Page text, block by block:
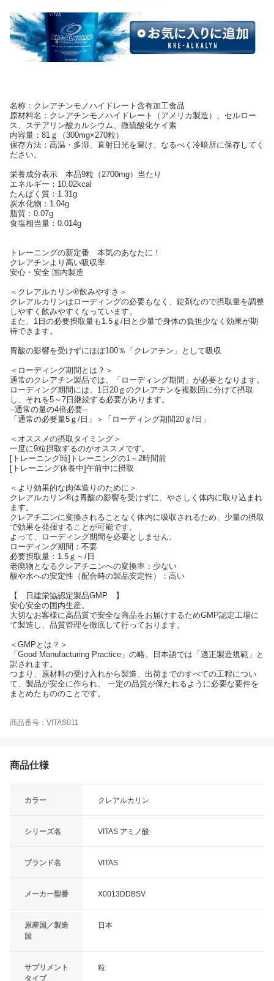
名称：クレアチンモノハイドレート含有加工食品
原材料名：クレアチンモノハイドレート（アメリカ製造）、セルロー
ス、ステアリン酸カルシウム、微硫酸化ケイ素
内容量：81ｇ（300mg×270粒）
保存方法：高温・多湿、直射日光を避け、なるべく冷暗所に保存してく
ださい。
栄養成分表示 本品9粒（2700mg）当たり
エネルギー：10.02kcal
たんぱく質：1.31g
炭水化物：1.04g
脂質：0.07g
食塩相当量：0.014g
トレーニングの新定番 本気のあなたに！
クレアチンより高い吸収率
安心・安全 国内製造
＜クレアルカリン®飲みやすさ＞
クレアルカリンはローディングの必要もなく、錠剤なので摂取量を調整
しやすく飲みやすくなっています。
また、1日の必要摂取量も1.5ｇ/日と少量で身体の負担少なく効果が期
待できます。
胃酸の影響を受けずにほぼ100％「クレアチン」として吸収
＜ローディング期間とは？＞
通常のクレアチン製品では、「ローディング期間」が必要となります。
ローディング期間には、1日20ｇのクレアチンを複数回に分けて摂取
し、それを5～7日継続する必要があります。
--通常の量の4倍必要--
「通常の必要量5ｇ/日」＞「ローディング期間20ｇ/日」
＜オススメの摂取タイミング＞
一度に9粒摂取するのがオススメです。
[トレーニング時]トレーニングの1～2時間前
[トレーニング休養中]午前中に摂取
＜より効果的な肉体造りのために＞
クレアルカリン®は胃酸の影響を受けずに、やさしく体内に取り込まれ
ます。
クレアチ二ンに変換されることなく体内に吸収されるため、少量の摂取
で効果を発揮することが可能です。
よって、ローディング期間を必要としません。
ローディング期間：不要
必要摂取量：1.5ｇ～/日
老廃物となるクレアチニンへの変換率：少ない
酸や水への安定性（配合時の製品安定性）：高い
【 日建栄協認定製品GMP 】
安心安全の国内生産。
大切なお客様に高品質で安全な商品をお届けするためGMP認定工場に
て製造し、品質管理を徹底して行っております。
＜GMPとは？＞
「Good Manufacturing Practice」の略。日本語では「適正製造規範」と
訳されます。
つまり、原材料の受け入れから製造、出荷までのすべての工程につい
て、製品が安全に作られ、 一定の品質が保たれるように必要な要件を
まとめたもののことです。
商品番号：VITAS011
商品仕様
カラー クレアルカリン
シリーズ名 VITAS アミノ酸
ブランド名 VITAS
メーカー型番 X0013DDBSV
原産国／製造
国
日本
サプリメント
タイプ
粒